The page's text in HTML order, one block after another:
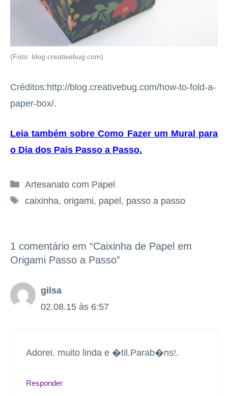
(Foto: blog.creativebug.com)
Créditos:http://blog.creativebug.com/how-to-fold-a-
paper-box/.
Leia também sobre Como Fazer um Mural para
o Dia dos Pais Passo a Passo.
Categorias
Artesanato com Papel
Tags
caixinha, origami, papel , passo a passo
1 comentário em “Caixinha de Papel em
Origami Passo a Passo”
gilsa
02.08.15 às 6:57
Adorei. muito linda e �til.Parab�ns!.
Responder